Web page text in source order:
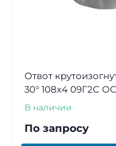
Отвот
30° 108х4 09Г2С
В наличии
По запросу